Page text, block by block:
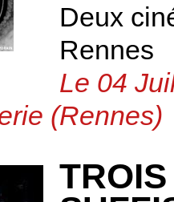
Deux
Rennes
Le 04
(Rennes)